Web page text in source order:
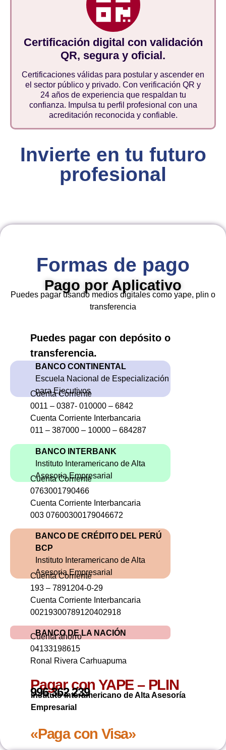
Certificación digital con validación
QR, segura y oficial.
Certificaciones válidas para postular y ascender en
el sector público y privado. Con verificación QR y
24 años de experiencia que respaldan tu
confianza. Impulsa tu perfil profesional con una
acreditación reconocida y confiable.
Invierte en tu futuro
profesional
Formas de pago
Pago por Aplicativo
Puedes pagar usando medios digitales como yape, plin o
transferencia
Puedes pagar con depósito o
transferencia.
BANCO CONTINENTAL
Escuela Nacional de Especialización
para Ejecutivos
Cuenta Corriente
0011 – 0387- 010000 – 6842
Cuenta Corriente Interbancaria
011 – 387000 – 10000 – 684287
BANCO INTERBANK
Instituto Interamericano de Alta
Asesoria Empresarial
Cuenta Corriente
0763001790466
Cuenta Corriente Interbancaria
003 07600300179046672
BANCO DE CRÉDITO DEL PERÚ
BCP
Instituto Interamericano de Alta
Asesoria Empresarial
Cuenta Corriente
193 – 7891204-0-29
Cuenta Corriente Interbancaria
00219300789120402918
BANCO DE LA NACIÓN
Cuenta ahorro
04133198615
Ronal Rivera Carhuapuma
Pagar con YAPE – PLIN
996 362 239
Instituto Interamericano de Alta Asesoría
Empresarial
«Paga con Visa»